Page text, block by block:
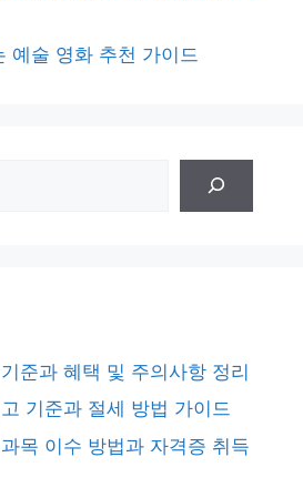
예술 영화 추천 가이드
준과 혜택 및 주의사항 정리
기준과 절세 방법 가이드
목 이수 방법과 자격증 취득